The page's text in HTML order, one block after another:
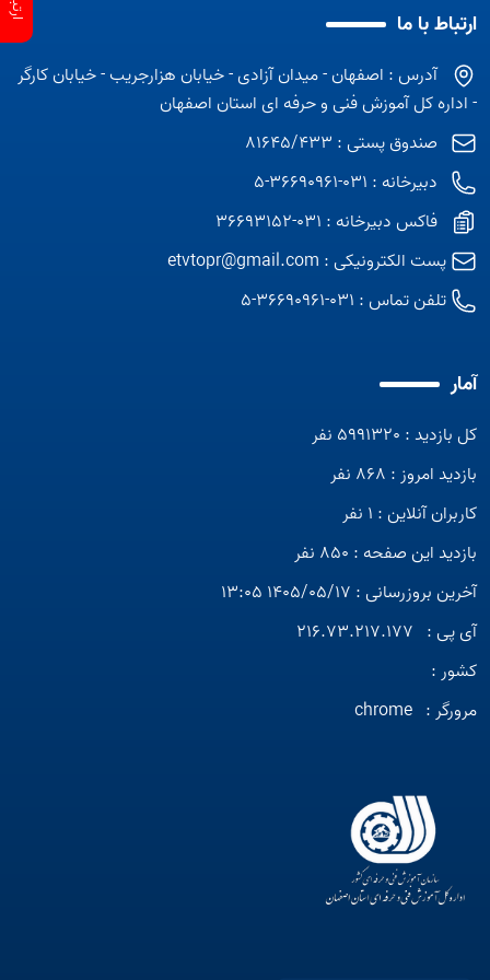
ارتباط با ما
آدرس : اصفهان - میدان آزادی - خیابان هزارجریب - خیابان کارگر
- اداره کل آموزش فنی و حرفه ای استان اصفهان
صندوق پستی : 81645/433
دبیرخانه : 031-36690961-5
فاکس دبیرخانه : 031-36693152
پست الکترونیکی : etvtopr@gmail.com
تلفن تماس : 031-36690961-5
آمار
کل بازدید : 5991320 نفر
بازدید امروز : 868 نفر
کاربران آنلاین : 1 نفر
بازدید این صفحه : 850 نفر
آخرین بروزرسانی : 1405/05/17 13:05
آی پی : 216.73.217.177
کشور :
مرورگر : chrome